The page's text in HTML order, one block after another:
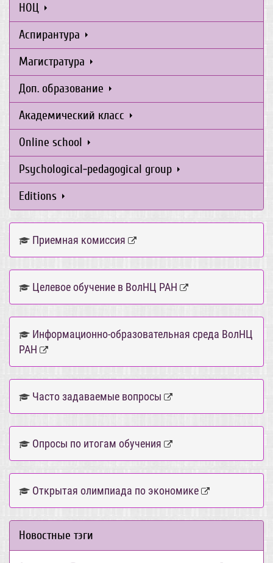
НОЦ
Аспирантура
Магистратура
Доп. образование
Академический класс
Online school
Psychological-pedagogical group
Editions
Приемная комиссия
Целевое обучение в ВолНЦ РАН
Информационно-образовательная среда ВолНЦ
РАН
Часто задаваемые вопросы
Опросы по итогам обучения
Открытая олимпиада по экономике
Новостные тэги